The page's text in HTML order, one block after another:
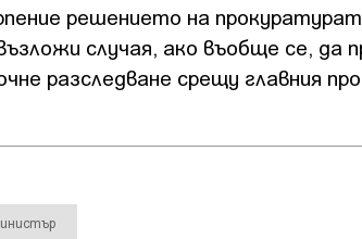
решението на
случая, ако въобще се, да
разследване срещу главния